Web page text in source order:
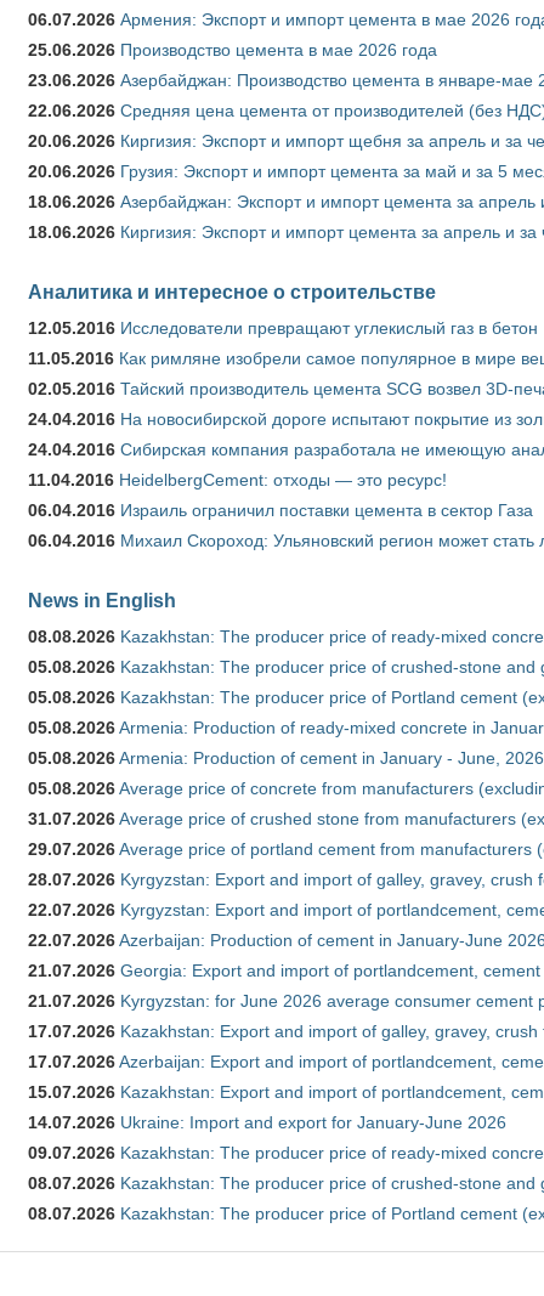
06.07.2026 Армения: Экспорт и импорт цемента в мае 2026
25.06.2026 Производство цемента в мае 2026 года
23.06.2026 Азербайджан: Производство цемента в январе-мае
22.06.2026 Средняя цена цемента от производителей (без
20.06.2026 Киргизия: Экспорт и импорт щебня за апрель и за
20.06.2026 Грузия: Экспорт и импорт цемента за май и за 5
18.06.2026 Азербайджан: Экспорт и импорт цемента за
18.06.2026 Киргизия: Экспорт и импорт цемента за апрель и
Аналитика и интересное о строительстве
12.05.2016 Исследователи превращают углекислый газ в бетон
11.05.2016 Как римляне изобрели самое популярное в мире
02.05.2016 Тайский производитель цемента SCG возвел 3D-
24.04.2016 На новосибирской дороге испытают покрытие из
24.04.2016 Сибирская компания разработала не имеющую
11.04.2016 HeidelbergCement: отходы — это ресурс!
06.04.2016 Израиль ограничил поставки цемента в сектор Газа
06.04.2016 Михаил Скороход: Ульяновский регион может
News in English
08.08.2026 Kazakhstan: The producer price of ready-mixed
05.08.2026 Kazakhstan: The producer price of crushed-stone and
05.08.2026 Kazakhstan: The producer price of Portland cement
05.08.2026Armenia: Production of ready-mixed concrete in
05.08.2026Armenia: Production of cement in January - June, 2026
05.08.2026Average price of concrete from manufacturers
31.07.2026Average price of crushed stone from manufacturers
29.07.2026Average price of portland cement from manufacturers
28.07.2026 Kyrgyzstan: Export and import of galley, gravey,
22.07.2026 Kyrgyzstan: Export and import of portlandcement,
22.07.2026Azerbaijan: Production of cement in January-June
21.07.2026 Georgia: Export and import of portlandcement,
21.07.2026 Kyrgyzstan: for June 2026 average consumer cement
17.07.2026 Kazakhstan: Export and import of galley, gravey,
17.07.2026Azerbaijan: Export and import of portlandcement,
15.07.2026 Kazakhstan: Export and import of portlandcement,
14.07.2026 Ukraine: Import and export for January-June 2026
09.07.2026 Kazakhstan: The producer price of ready-mixed
08.07.2026 Kazakhstan: The producer price of crushed-stone and
08.07.2026 Kazakhstan: The producer price of Portland cement